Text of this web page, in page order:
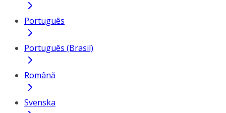
Português
Português (Brasil)
Română
Svenska